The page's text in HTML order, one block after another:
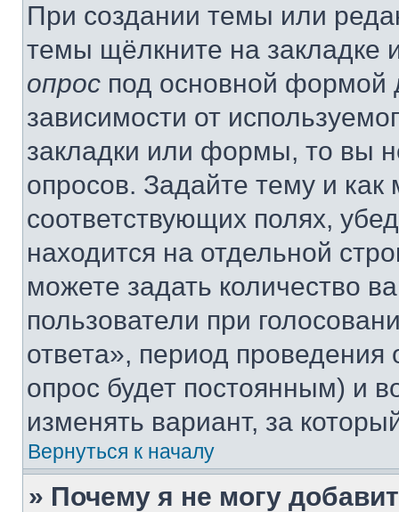
При создании темы или
темы щёлкните на
опрос под основной формой
зависимости от
закладки или формы, то вы
опросов. Задайте тему и
соответствующих полях,
находится на отдельной
можете задать количество
пользователи при
ответа», период проведения
опрос будет постоянным) и
изменять вариант, за
Вернуться к началу
» Почему я не могу